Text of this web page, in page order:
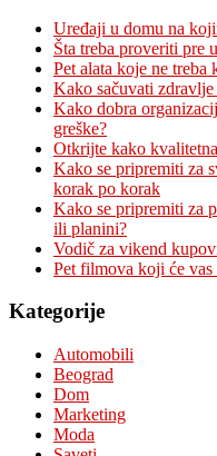
Uređaji u domu na
Šta treba proveriti pre
Pet alata koje ne
Kako sačuvati
Kako dobra
greške?
Otkrijte kako
Kako se pripremiti za
korak po korak
Kako se pripremiti za
ili planini?
Vodič za vikend
Pet filmova koji će
Kategorije
Automobili
Beograd
Dom
Marketing
Moda